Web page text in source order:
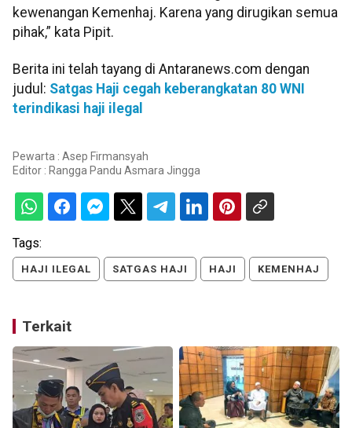
kewenangan Kemenhaj. Karena yang dirugikan semua
pihak,” kata Pipit.
Berita ini telah tayang di Antaranews.com dengan
judul: Satgas Haji cegah keberangkatan 80 WNI
terindikasi haji ilegal
Pewarta : Asep Firmansyah
Editor : Rangga Pandu Asmara Jingga
Tags:
HAJI ILEGAL SATGAS HAJI HAJI KEMENHAJ
Terkait